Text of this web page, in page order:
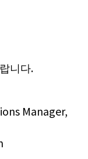
니다.
Manager,